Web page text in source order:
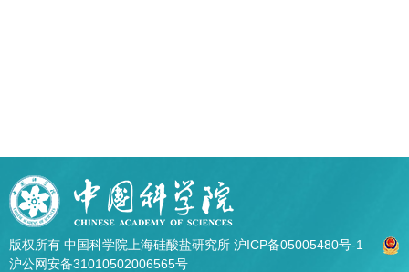
版权所有 中国科学院上海硅酸盐研究所 沪ICP备05005480号-1
沪公网安备31010502006565号